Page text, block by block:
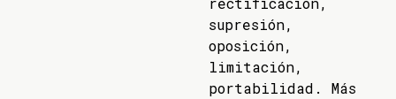
supresión,
oposición,
limitación,
portabilidad. Más